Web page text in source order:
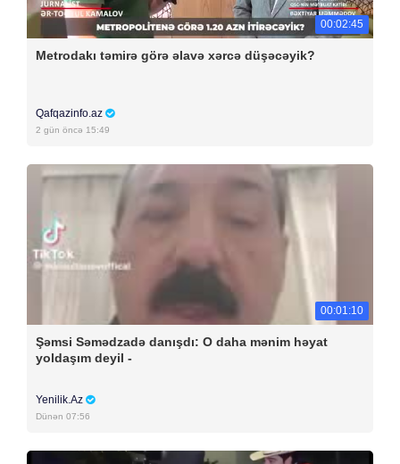
00:02:45
Metrodakı təmirə görə əlavə xərcə düşəcəyik?
Qafqazinfo.az
2 gün öncə 15:49
00:01:10
Şəmsi Səmədzadə danışdı: O daha mənim həyat
yoldaşım deyil -
Yenilik.Az
Dünən 07:56